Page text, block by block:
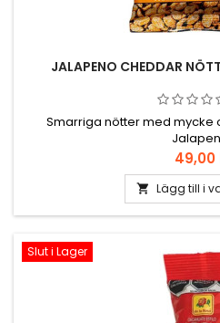
JALAPENO CHEDDAR
Smarriga nötter med mycke
Pris
49,00
 Lägg till i
Slut i Lager